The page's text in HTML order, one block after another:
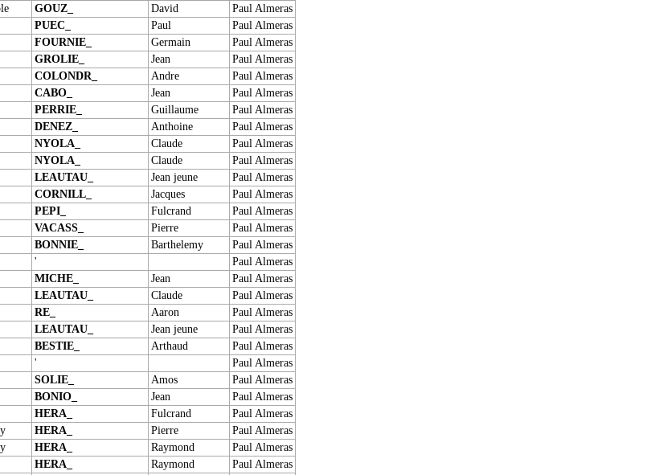
GOUZ_ David
Paul Almeras
PUEC_ Paul
Paul Almeras
FOURNIE_ Germain
Paul Almeras
GROLIE_ Jean
Paul Almeras
COLONDR_ Andre
Paul Almeras
CABO_ Jean
Paul Almeras
PERRIE_ Guillaume
Paul Almeras
DENEZ_ Anthoine
Paul Almeras
NYOLA_ Claude
Paul Almeras
NYOLA_ Claude
Paul Almeras
LEAUTAU_ Jean jeune
Paul Almeras
CORNILL_ Jacques
Paul Almeras
PEPI_ Fulcrand
Paul Almeras
VACASS_ Pierre
Paul Almeras
BONNIE_ Barthelemy
Paul Almeras
'
Paul Almeras
MICHE_ Jean
Paul Almeras
LEAUTAU_ Claude
Paul Almeras
RE_ Aaron
Paul Almeras
LEAUTAU_ Jean jeune
Paul Almeras
BESTIE_ Arthaud
Paul Almeras
'
Paul Almeras
SOLIE_ Amos
Paul Almeras
BONIO_ Jean
Paul Almeras
HERA_ Fulcrand
Paul Almeras
HERA_ Pierre
Paul Almeras
HERA_ Raymond
Paul Almeras
HERA_ Raymond
Paul Almeras